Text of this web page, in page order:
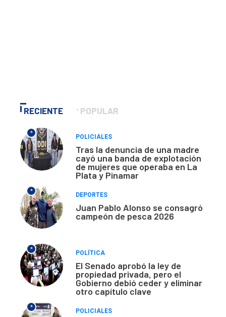
RECIENTE POPULAR
*
POLICIALES
Tras la denuncia de una madre
cayó una banda de explotación
de mujeres que operaba en La
Plata y Pinamar
*
DEPORTES
Juan Pablo Alonso se consagró
campeón de pesca 2026
*
POLÍTICA
El Senado aprobó la ley de
propiedad privada, pero el
Gobierno debió ceder y eliminar
otro capítulo clave
*
POLICIALES